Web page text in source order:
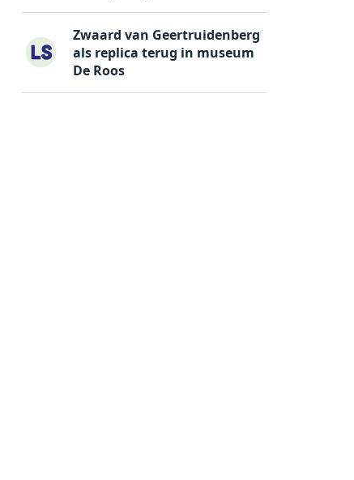
Zwaard van Geertruidenberg
als replica terug in museum
De Roos